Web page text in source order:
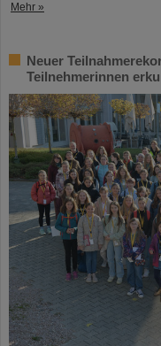
Mehr »
Neuer
Teilnehmerinnen